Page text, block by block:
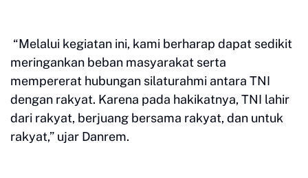
“Melalui kegiatan ini, kami berharap dapat sedikit
meringankan beban masyarakat serta
mempererat hubungan silaturahmi antara TNI
dengan rakyat. Karena pada hakikatnya, TNI lahir
dari rakyat, berjuang bersama rakyat, dan untuk
rakyat,” ujar Danrem.